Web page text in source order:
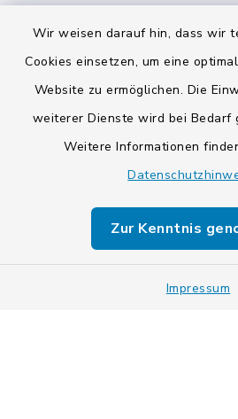
Wir weisen darauf hin, dass wir
Cookies einsetzen, um eine
Website zu ermöglichen. Die
weiterer Dienste wird bei Bedarf
Weitere Informationen
Zur Kenntnis
Impressum
Sitemap